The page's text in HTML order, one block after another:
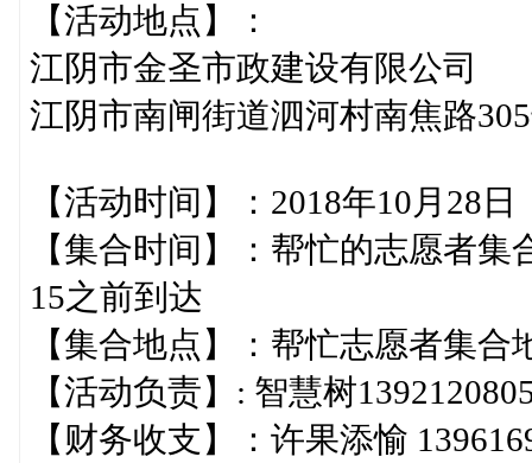
【活动地点】：
江阴市金圣市政建设有限公司
江阴市南闸街道泗河村南焦路
【活动时间】：2018年10
【集合时间】：帮忙的志愿者
15之前到达
【集合地点】：帮忙志愿
【活动负责】: 智慧树
【财务收支】：许果添愉